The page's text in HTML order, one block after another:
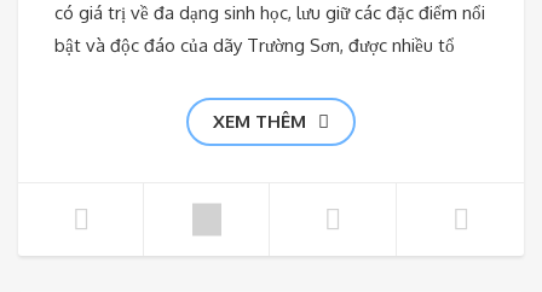
có giá trị về đa dạng sinh học, lưu giữ các đặc điểm nổi
bật và độc đáo của dãy Trường Sơn, được nhiều tổ
XEM THÊM